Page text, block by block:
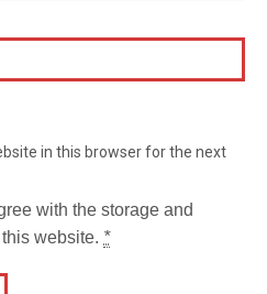
in this browser for the next
with the storage and
website. *